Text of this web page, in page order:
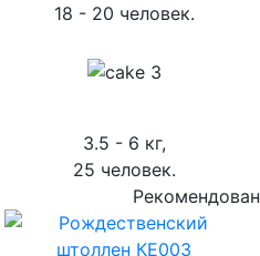
18 - 20 человек.
3.5 - 6 кг,
25 человек.